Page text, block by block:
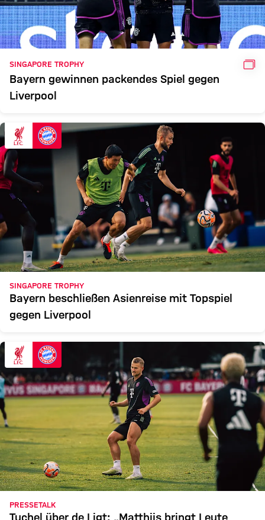
SINGAPORE TROPHY
Bayern gewinnen packendes Spiel gegen
Liverpool
SINGAPORE TROPHY
Bayern beschließen Asienreise mit Topspiel
gegen Liverpool
PRESSETALK
Tuchel über de Ligt: „Matthijs bringt Leute